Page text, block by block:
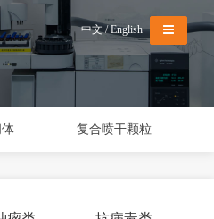
导航切换
中文/English
复合喷干颗粒